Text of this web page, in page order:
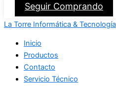
Seguir Comprando
La Torre Informática & Tecnología
Inicio
Productos
Contacto
Servicio Técnico